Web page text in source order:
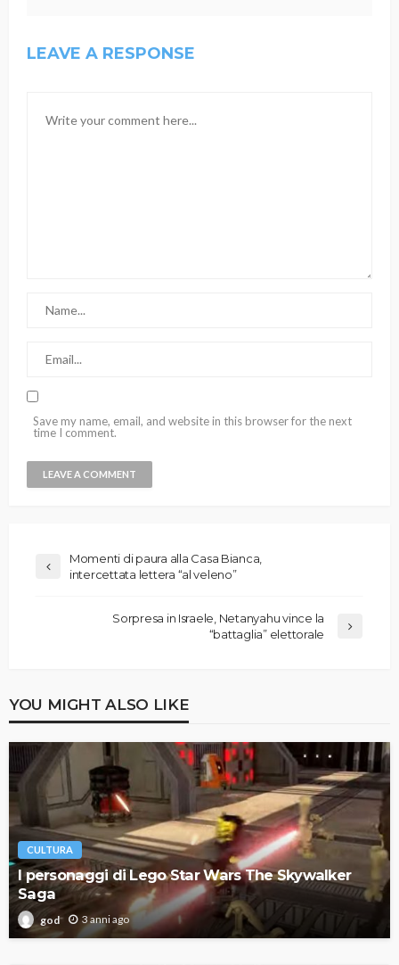
LEAVE A RESPONSE
Save my name, email, and website in this browser for the next
time I comment.
Momenti di paura alla Casa Bianca,
intercettata lettera “al veleno”
Sorpresa in Israele, Netanyahu vince la
“battaglia” elettorale
YOU MIGHT ALSO LIKE
CULTURA
I personaggi di Lego Star Wars The Skywalker
Saga
god 3 anni ago